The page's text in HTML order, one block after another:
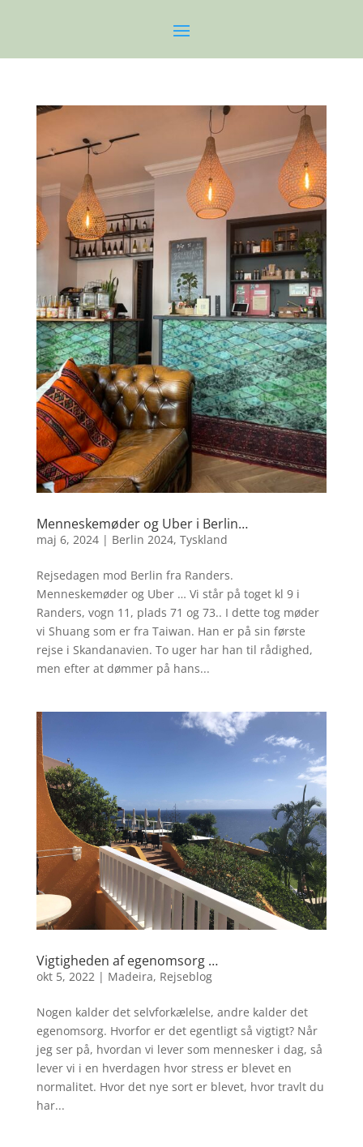
Menneskemøder og Uber i Berlin…
maj 6, 2024| Berlin 2024, Tyskland
Rejsedagen mod Berlin fra Randers.
Menneskemøder og Uber … Vi står på toget kl 9 i
Randers, vogn 11, plads 71 og 73.. I dette tog møder
vi Shuang som er fra Taiwan. Han er på sin første
rejse i Skandanavien. To uger har han til rådighed,
men efter at dømmer på hans...
Vigtigheden af egenomsorg …
okt 5, 2022 | Madeira, Rejseblog
Nogen kalder det selvforkælelse, andre kalder det
egenomsorg. Hvorfor er det egentligt så vigtigt? Når
jeg ser på, hvordan vi lever som mennesker i dag, så
lever vi i en hverdagen hvor stress er blevet en
normalitet. Hvor det nye sort er blevet, hvor travlt du
har...